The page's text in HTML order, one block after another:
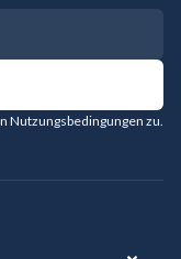
Nutzungsbedingungen zu.